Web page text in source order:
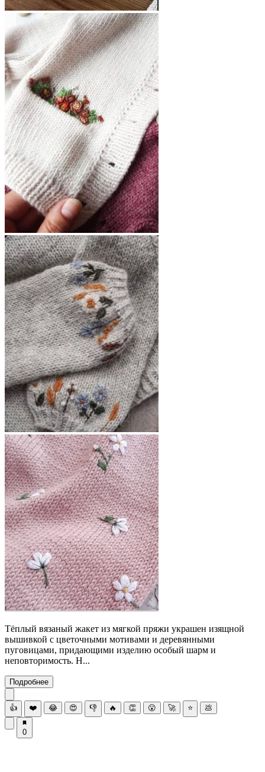
Тёплый вязаный жакет из мягкой пряжи украшен изящной
вышивкой с цветочными мотивами и деревянными
пуговицами, придающими изделию особый шарм и
неповторимость. Н...
Подробнее
👍 ❤️ 😂 😍 👎 🔥 👏 😮 🚀 ⭐ 💩
0